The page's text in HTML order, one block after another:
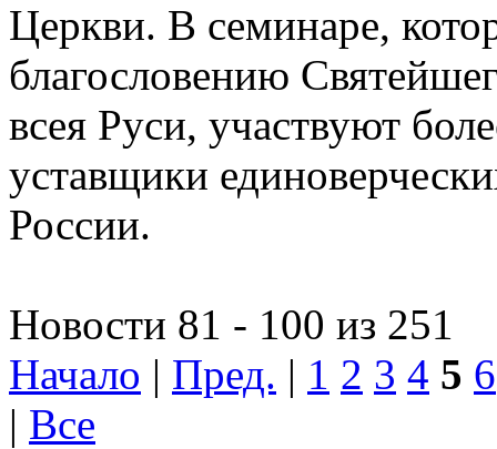
Церкви. В семинаре,
благословению
всея Руси, участвуют
уставщики
России.
Новости 81 - 100 из 251
Начало | Пред. | 1 2 3 4 5 6
| Все